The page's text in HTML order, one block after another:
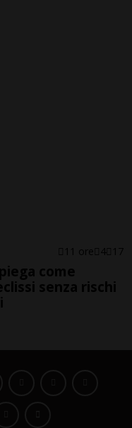
11 ore 4 17
come
senza rischi